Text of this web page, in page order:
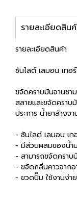
รายละเอียดสิน
รายละเอียดสินค้า
ซันไลต์ เลมอน เท
ขจัดคราบมันจานชา
สลายและขจัดคราบ
ประการ น้ำยาล้างจ
- ซันไลต์ เลมอน เ
- มีส่วนผสมของน้ำ
- สามารถขจัดคราบ
- ขจัดกลิ่นคาวจาก
- ขวดปั๊ม ใช้งานง่าย